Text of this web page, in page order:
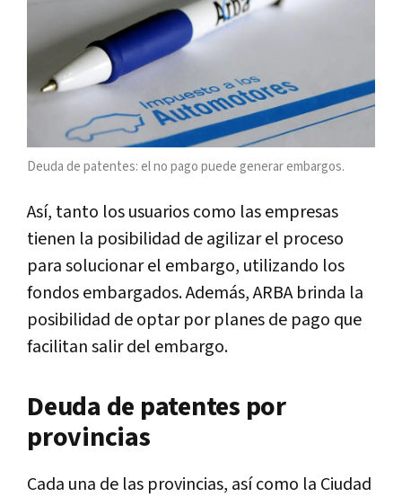
Deuda de patentes: el no pago puede generar embargos.
Así, tanto los usuarios como las empresas
tienen la posibilidad de agilizar el proceso
para solucionar el embargo, utilizando los
fondos embargados. Además, ARBA brinda la
posibilidad de optar por planes de pago que
facilitan salir del embargo.
Deuda de patentes por
provincias
Cada una de las provincias, así como la Ciudad